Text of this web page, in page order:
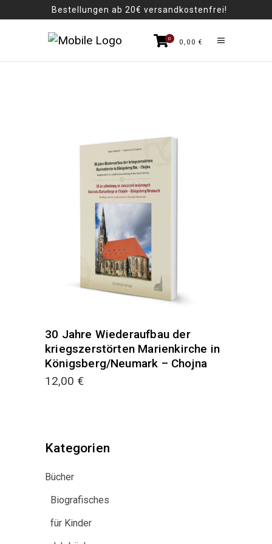
Bestellungen ab 20€ versandkostenfrei!
0
0,00 €
30 Jahre Wiederaufbau der
kriegszerstörten Marienkirche in
Königsberg/Neumark – Chojna
12,00 €
Kategorien
Bücher
Biografisches
für Kinder